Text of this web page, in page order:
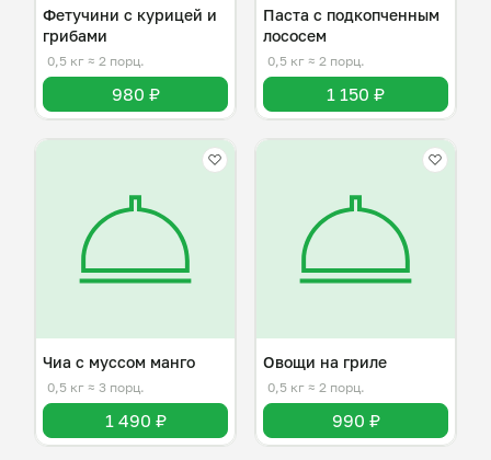
Фетучини с курицей и
грибами
0,5 кг ≈ 2 порц.
980 ₽
Паста с подкопченным
лососем
0,5 кг ≈ 2 порц.
1 150 ₽
Чиа с муссом манго
0,5 кг ≈ 3 порц.
1 490 ₽
Овощи на гриле
0,5 кг ≈ 2 порц.
990 ₽